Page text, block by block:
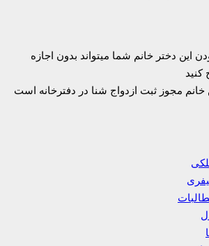
این دختر خانم شما میتواند بدون اجازه
کنید
مجوز ثبت ازدواج شنا در دفترخانه است